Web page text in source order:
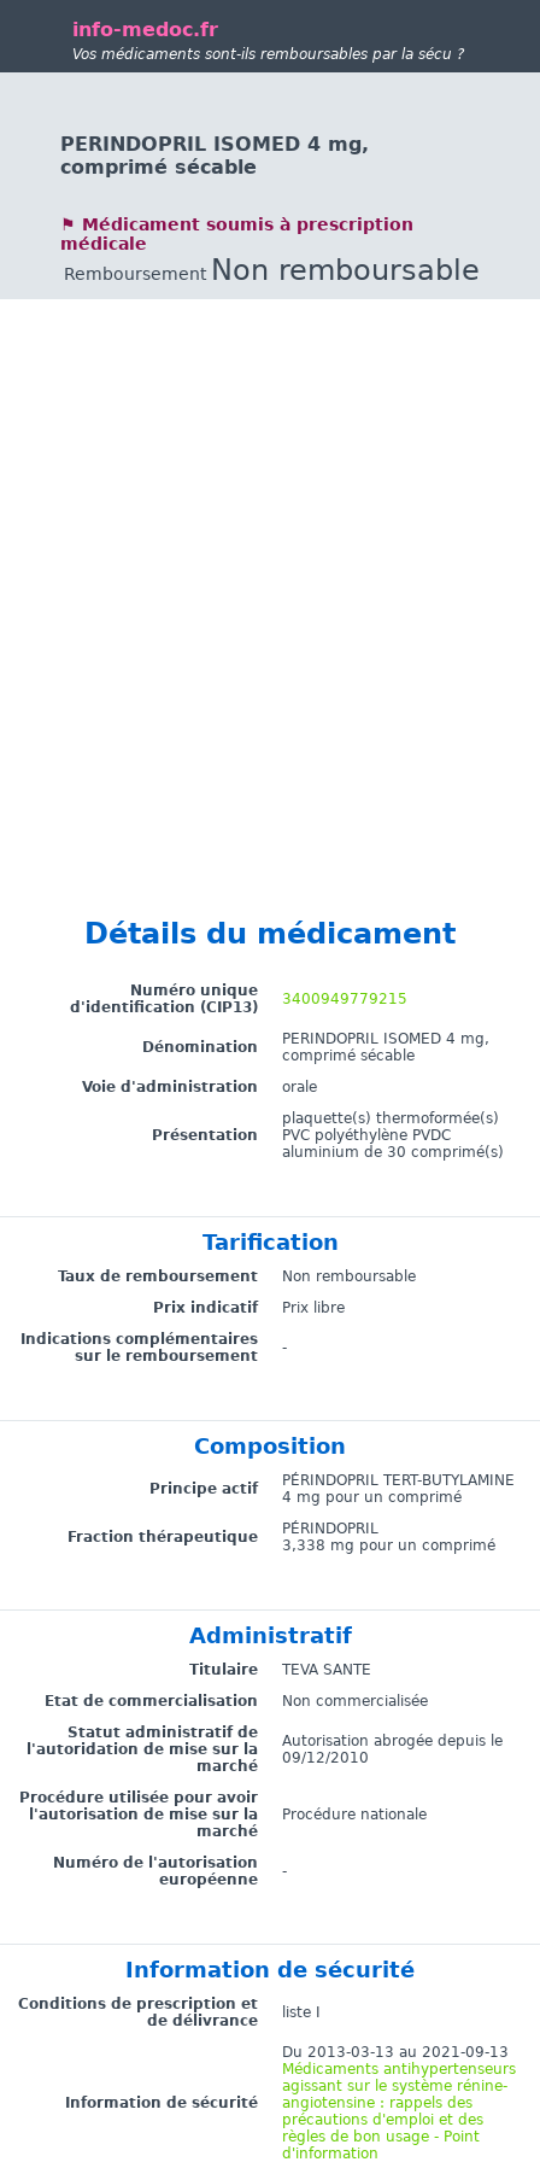
info-medoc.fr
Vos médicaments sont-ils remboursables par la sécu ?
PERINDOPRIL ISOMED 4 mg,
comprimé sécable
⚑ Médicament soumis à prescription
médicale
Remboursement Non remboursable
Détails du médicament
Numéro unique
d'identification (CIP13)
3400949779215
Dénomination
PERINDOPRIL ISOMED 4 mg,
comprimé sécable
Voie d'administration
orale
Présentation
plaquette(s) thermoformée(s)
PVC polyéthylène PVDC
aluminium de 30 comprimé(s)
Tarification
Taux de remboursement
Non remboursable
Prix indicatif
Prix libre
Indications complémentaires
sur le remboursement
-
Composition
Principe actif
PÉRINDOPRIL TERT-BUTYLAMINE
4 mg pour un comprimé
Fraction thérapeutique
PÉRINDOPRIL
3,338 mg pour un comprimé
Administratif
Titulaire
TEVA SANTE
Etat de commercialisation
Non commercialisée
Statut administratif de
l'autoridation de mise sur la
marché
Autorisation abrogée depuis le
09/12/2010
Procédure utilisée pour avoir
l'autorisation de mise sur la
marché
Procédure nationale
Numéro de l'autorisation
européenne
-
Information de sécurité
Conditions de prescription et
de délivrance
liste I
Information de sécurité
Du 2013-03-13 au 2021-09-13
Médicaments antihypertenseurs
agissant sur le système rénine-
angiotensine : rappels des
précautions d'emploi et des
règles de bon usage - Point
d'information